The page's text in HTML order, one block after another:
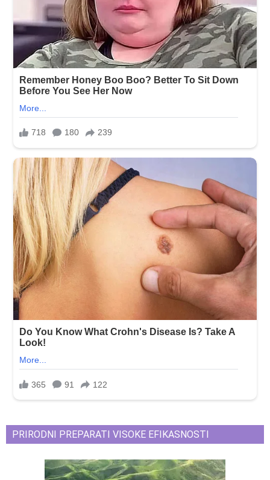
PRIRODNI PREPARATI VISOKE EFIKASNOSTI